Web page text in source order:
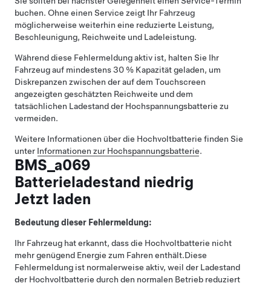
buchen. Ohne einen Service zeigt Ihr Fahrzeug
möglicherweise weiterhin eine reduzierte Leistung,
Beschleunigung, Reichweite und Ladeleistung.
Während diese Fehlermeldung aktiv ist, halten Sie Ihr
Fahrzeug auf mindestens 30 % Kapazität geladen, um
Diskrepanzen zwischen der auf dem Touchscreen
angezeigten geschätzten Reichweite und dem
tatsächlichen Ladestand der Hochspannungsbatterie zu
vermeiden.
Weitere Informationen über die Hochvoltbatterie finden Sie
unter Informationen zur Hochspannungsbatterie.
BMS_a069
Batterieladestand niedrig
Jetzt laden
Bedeutung dieser Fehlermeldung:
Ihr Fahrzeug hat erkannt, dass die Hochvoltbatterie nicht
mehr genügend Energie zum Fahren enthält.Diese
Fehlermeldung ist normalerweise aktiv, weil der Ladestand
der Hochvoltbatterie durch den normalen Betrieb reduziert